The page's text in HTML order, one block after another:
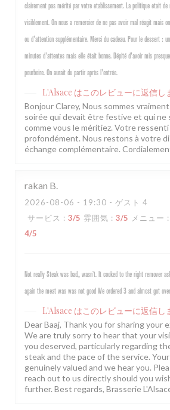
clairement pas mérité par votre etablissement. La politique etait de
visiblement. On nous a remercier de ne pas avoir mal réagit mais
ou d'attention supplémentaire. Merci du cadeau. Pour le dessert :
minutes d'attentes mais elle était bonne. Dépité d'avoir mis
pourboire. On aurait du partir après l'entrée.
L'Alsace はこのレビューに返信し
Bonjour Clarey, Nous sommes
soirée qui devait être festive et qui ne
comme vous le méritiez. Votre
profondément. Nous restons à votre
échange complémentaire.
rakan B
2026-08-06 - 19:30 - ゲスト 4
サービス : 3/5 雰囲気 : 3/5 メニュー :
4/5
Not really Steak was bad,, wasn’t. It cooked to the right remover
again the meat was was not good We ordered 3 and almost got
L'Alsace はこのレビューに返信し
Dear Baaj, Thank you for sharing your
We are truly sorry to hear that your
you deserved, particularly regarding
steak and the pace of the service.
genuinely valued and we hear you.
reach out to us directly should you
further. Best regards, Brasserie